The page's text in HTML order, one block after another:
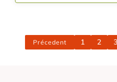
Précedent 1 2 3